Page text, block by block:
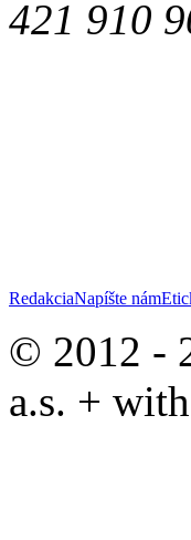
421 910
RedakciaNapíšte nám
© 2012 -
a.s. +